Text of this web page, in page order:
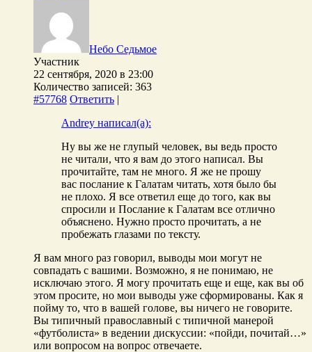
Небо Седьмое
Участник
22 сентября, 2020 в 23:00
Количество записей: 363
#57768 Ответить |
Andrey написал(а):
Ну вы же не глупый человек, вы ведь просто
не читали, что я вам до этого написал. Вы
прочитайте, там не много. Я же не прошу
вас послание к Галатам читать, хотя было бы
не плохо. Я все ответил еще до того, как вы
спросили и Послание к Галатам все отлично
объяснено. Нужно просто прочитать, а не
пробежать глазами по тексту.
Я вам много раз говорил, выводы мои могут не
совпадать с вашими. Возможно, я не понимаю, не
исключаю этого. Я могу прочитать еще и еще, как вы об
этом просите, но мои выводы уже сформированы. Как я
пойму то, что в вашей голове, вы ничего не говорите.
Вы типичный православный с типичной манерой
«футболиста» в ведении дискуссии: «пойди, почитай…»
или вопросом на вопрос отвечаете.